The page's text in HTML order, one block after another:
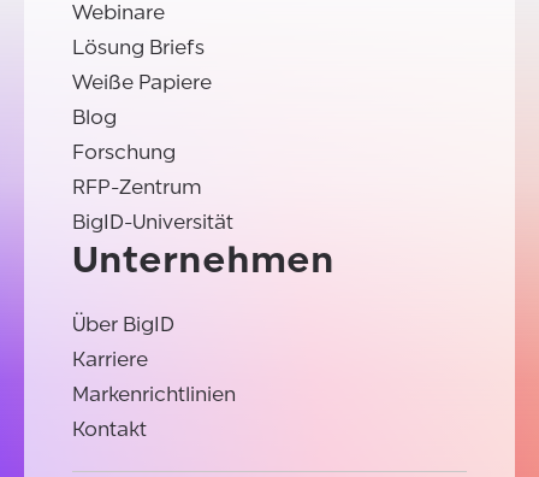
Webinare
Lösung Briefs
Weiße Papiere
Blog
Forschung
RFP-Zentrum
BigID-Universität
Unternehmen
Über BigID
Karriere
Markenrichtlinien
Kontakt